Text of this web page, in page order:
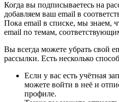
Когда вы подписываетесь на
добавляем ваш email в
Пока email в списке, мы знаем,
email по темам,
Вы всегда можете убрать свой
рассылки. Есть несколько
Если у вас есть учётная
можете войти в неё и
профиле.